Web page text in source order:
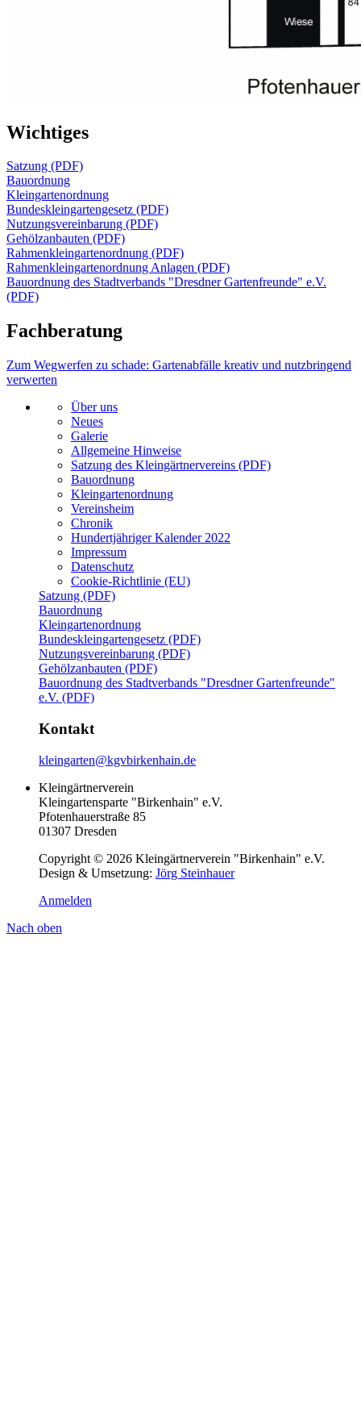
Wichtiges
Satzung (PDF)
Bauordnung
Kleingartenordnung
Bundeskleingartengesetz (PDF)
Nutzungsvereinbarung (PDF)
Gehölzanbauten (PDF)
Rahmenkleingartenordnung (PDF)
Rahmenkleingartenordnung Anlagen (PDF)
Bauordnung des Stadtverbands "Dresdner Gartenfreunde" e.V.
(PDF)
Fachberatung
Zum Wegwerfen zu schade: Gartenabfälle kreativ und nutzbringend
verwerten
Über uns
Neues
Galerie
Allgemeine Hinweise
Satzung des Kleingärtnervereins (PDF)
Bauordnung
Kleingartenordnung
Vereinsheim
Chronik
Hundertjähriger Kalender 2022
Impressum
Datenschutz
Cookie-Richtlinie (EU)
Satzung (PDF)
Bauordnung
Kleingartenordnung
Bundeskleingartengesetz (PDF)
Nutzungsvereinbarung (PDF)
Gehölzanbauten (PDF)
Bauordnung des Stadtverbands "Dresdner Gartenfreunde"
e.V. (PDF)
Kontakt
kleingarten@kgvbirkenhain.de
Kleingärtnerverein
Kleingartensparte "Birkenhain" e.V.
Pfotenhauerstraße 85
01307 Dresden
Copyright © 2026 Kleingärtnerverein "Birkenhain" e.V.
Design & Umsetzung: Jörg Steinhauer
Anmelden
Nach oben